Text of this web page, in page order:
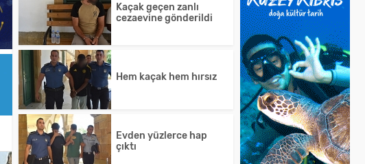
Kaçak geçen zanlı
cezaevine gönderildi
Hem kaçak hem hırsız
Evden yüzlerce hap
çıktı